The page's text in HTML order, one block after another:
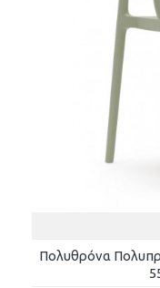
Πολυθρόνα